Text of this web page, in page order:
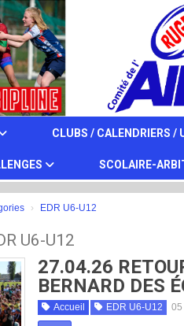
CLUBS / CALENDRIERS
SCOLAIRE-
EDR U6-U12
U6-U12
27.04.26
BERNARD DES
Accueil EDR U6-U12